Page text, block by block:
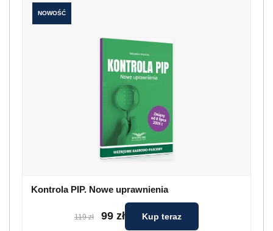
NOWOŚĆ
Kontrola PIP. Nowe uprawnienia
119 zł 99 zł Kup teraz